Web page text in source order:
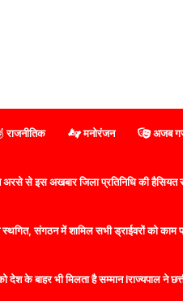
राजनीतिक मनोरंजन अजब
से इस अखबार जिला प्रतिनिधि की हैसियत
स्थगित, संगठन में शामिल सभी ड्राईवरों को
देश के बाहर भी मिलता है सम्मान lराज्यपाल ने